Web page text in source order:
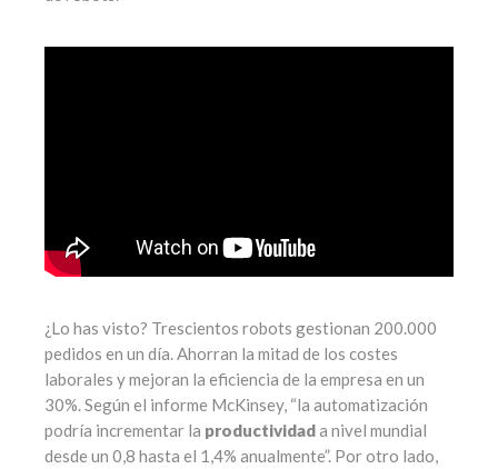
¿Lo has visto? Trescientos robots gestionan 200.000
pedidos en un día. Ahorran la mitad de los costes
laborales y mejoran la eficiencia de la empresa en un
30%. Según el informe McKinsey, “la automatización
podría incrementar la productividada nivel mundial
desde un 0,8 hasta el 1,4% anualmente”. Por otro lado,